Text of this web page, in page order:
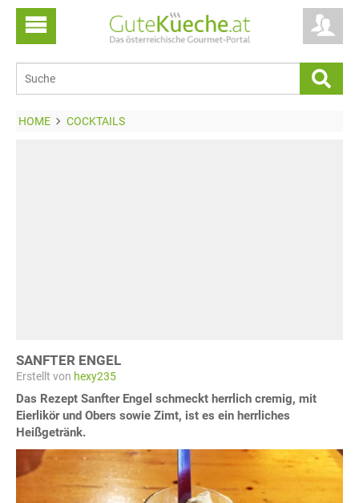
HOME COCKTAILS
SANFTER ENGEL
Erstellt von hexy235
Das Rezept Sanfter Engel schmeckt herrlich cremig, mit
Eierlikör und Obers sowie Zimt, ist es ein herrliches
Heißgetränk.